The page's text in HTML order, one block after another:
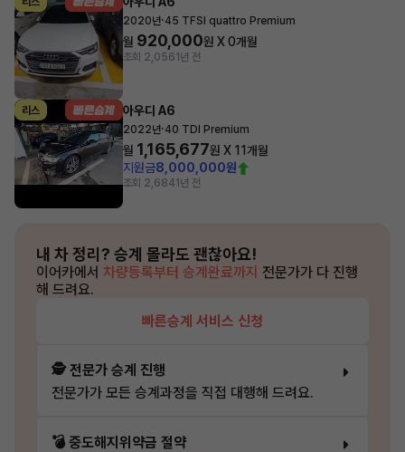
2020년·45 TFSI quattro Premium
월 920,000원 X0개월
조회 2,0561년 전
리스 아우디 A6
2022년·40 TDI Premium
월 1,165,677원 X 11개월
지원금8,000,000원
조회 2,6841년 전
내 차 정리? 승계 몰라도 괜찮아요!
이어카에서 차량등록부터 승계완료까지 전문가가 다 진행
해 드려요.
빠른승계 서비스 신청
🕵️ 전문가 승계 진행
전문가가 모든 승계과정을 직접 대행해 드려요.
💣 중도해지위약금 절약